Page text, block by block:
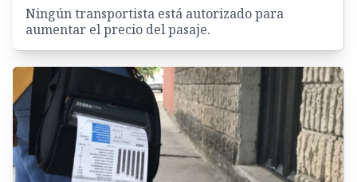
Ningún transportista está autorizado para
aumentar el precio del pasaje.